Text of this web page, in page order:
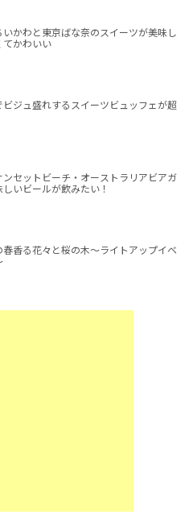
かわと東京ばな奈のスイーツが美味し
てかわいい
ジュ盛れするスイーツビュッフェが超
セットビーチ・オーストラリアビアガ
いビールが飲みたい！
香る花々と桜の木～ライトアップイベ